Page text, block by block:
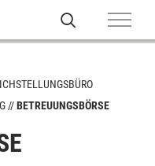
BETREUUNGSBÖRSE